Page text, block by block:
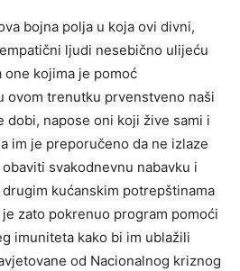
bojna polja u koja ovi divni,
ljudi nesebično ulijeću
kojima je pomoć
ovom trenutku prvenstveno naši
dobi, napose oni koji žive sami i
im je preporučeno da ne izlaze
svakodnevnu nabavku i
kućanskim potrepštinama
zato pokrenuo program pomoći
imuniteta kako bi im ublažili
od Nacionalnog kriznog